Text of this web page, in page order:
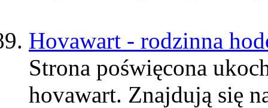
Hovawart - rodzinna
Strona poświęcona
hovawart. Znajdują się